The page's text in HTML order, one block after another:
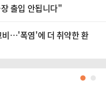
출입 안됩니다"
비…'폭염'에 더 취약한 환
●